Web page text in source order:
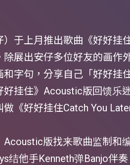
）于上月推出歌曲《好好挂
除展出安仔多位好友的画作
和字句，分享自己「好好挂
好挂住》Acoustic版回馈乐
《好好挂住Catch You
Acoustic版找来歌曲监制和
结他手Kenneth弹Banjo伴